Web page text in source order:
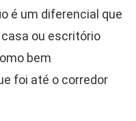
é um diferencial que
ou escritório
bem
foi até o corredor